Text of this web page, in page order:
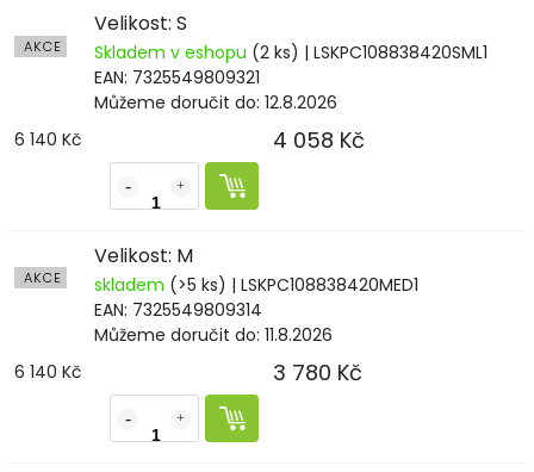
AKCE
Velikost: S
Skladem v eshopu (2 ks) | LSKPC108838420SML1
EAN: 7325549809321
Můžeme doručit do: 12.8.2026
6 140 Kč
4 058 Kč
AKCE
Velikost: M
skladem (>5 ks) | LSKPC108838420MED1
EAN: 7325549809314
Můžeme doručit do: 11.8.2026
6 140 Kč
3 780 Kč